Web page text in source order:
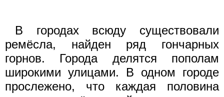
В городах всюду существовали
ремёсла, найден ряд гончарных
горнов. Города делятся пополам
широкими улицами. В одном городе
прослежено, что каждая половина